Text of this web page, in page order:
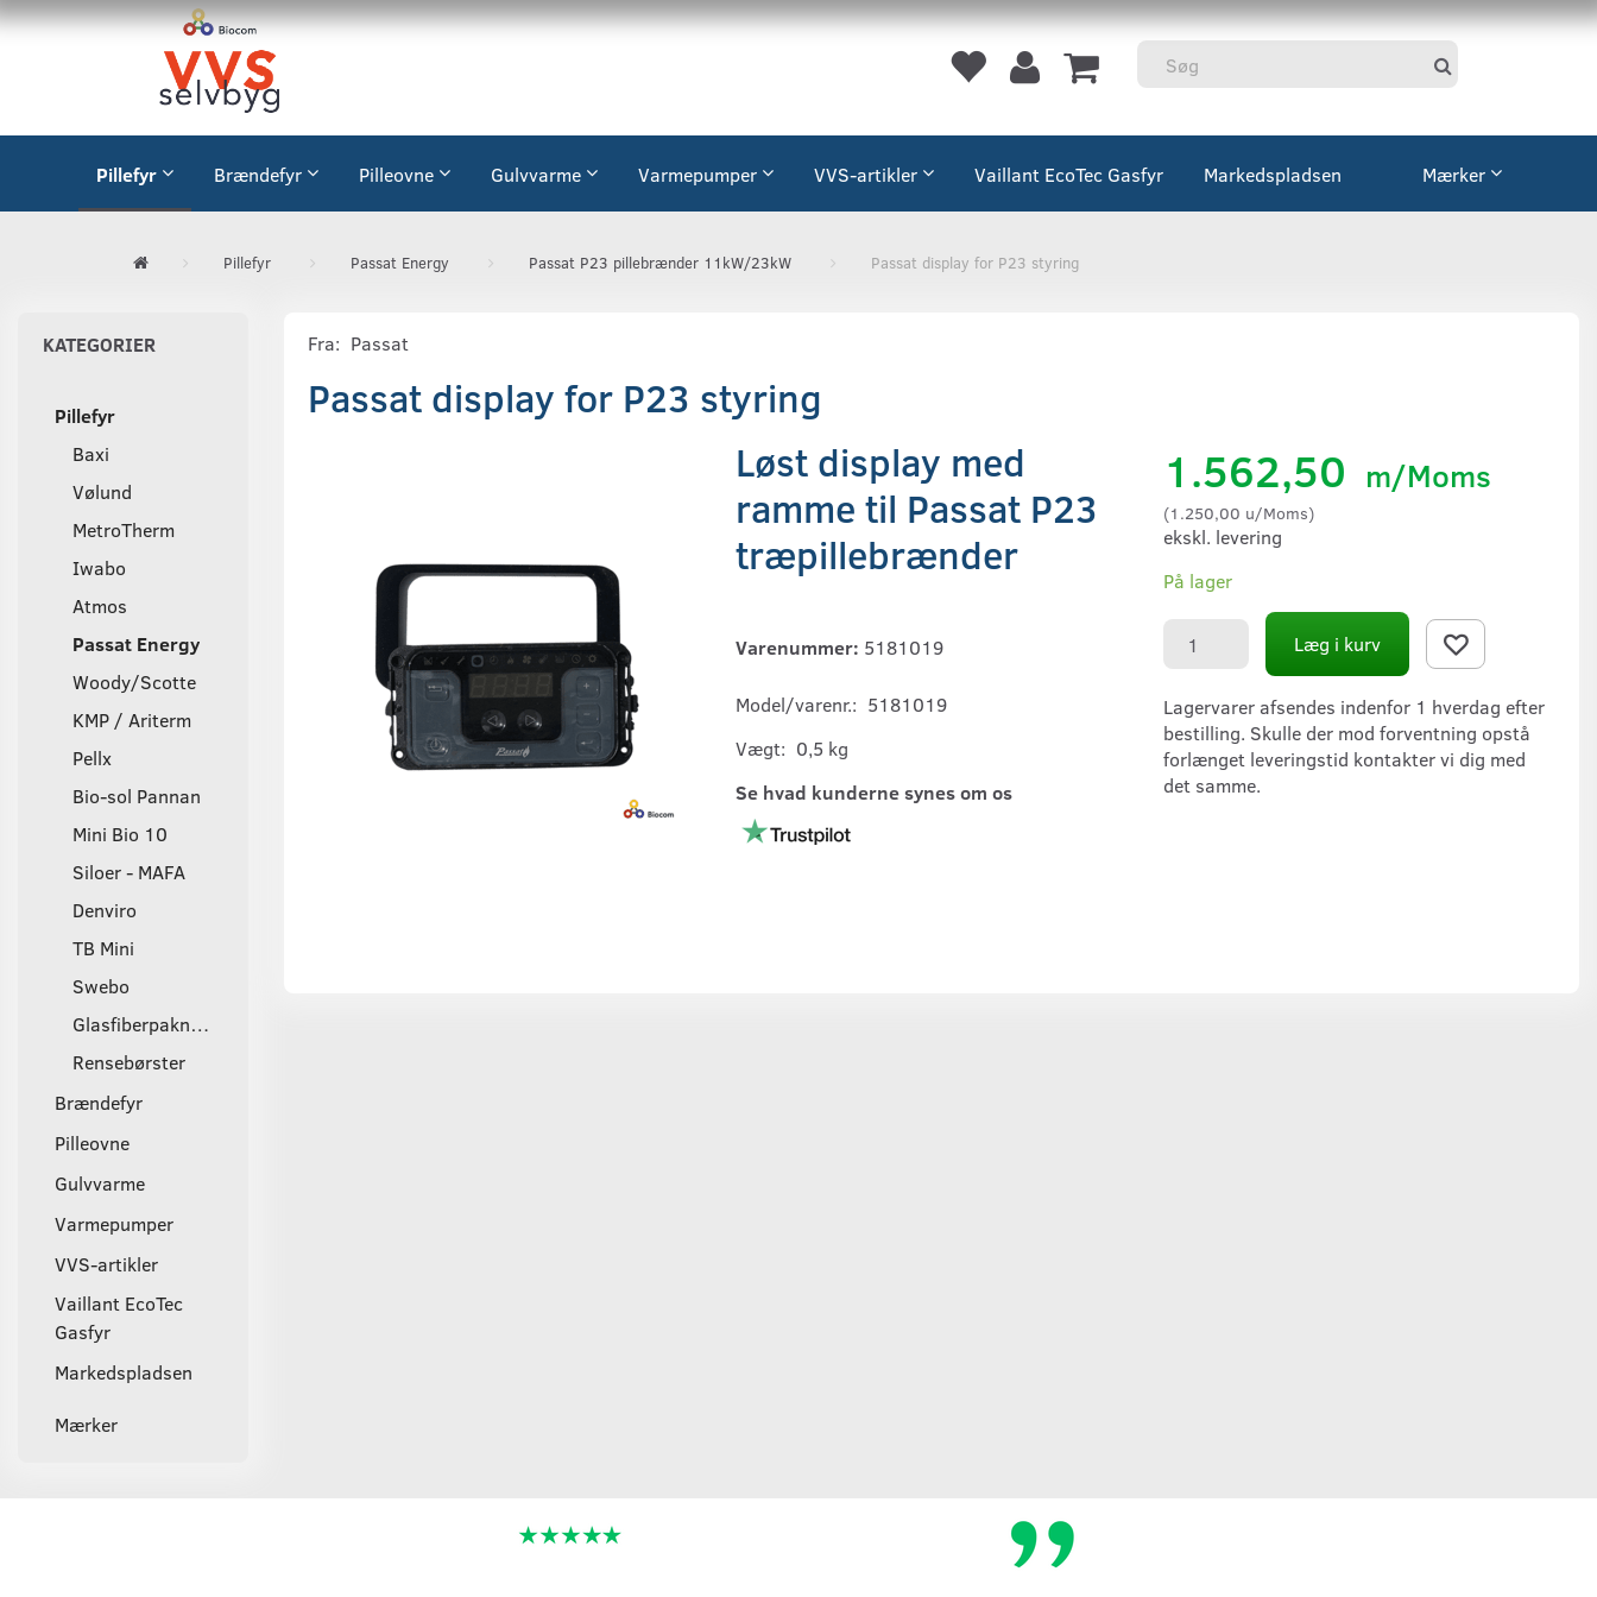
Pillefyr Brændefyr Pilleovne Gulvvarme Varmepumper VVS-artikler Vaillant EcoTec Gasfyr Markedspladsen Mærker
Pillefyr Passat Energy Passat P23 pillebrænder 11kW/23kW Passat display for P23 styring
KATEGORIER
Pillefyr
Baxi
Vølund
MetroTherm
Iwabo
Atmos
Passat Energy
Woody/Scotte
KMP / Ariterm
Pellx
Bio-sol Pannan
Mini Bio 10
Siloer - MAFA
Denviro
TB Mini
Swebo
Glasfiberpakninger
Rensebørster
Brændefyr
Pilleovne
Gulvvarme
Varmepumper
VVS-artikler
Vaillant EcoTec
Gasfyr
Markedspladsen
Mærker
Fra: Passat
Passat display for P23 styring
Løst display med
ramme til Passat P23
træpillebrænder
Varenummer: 5181019
Model/varenr.: 5181019
Vægt: 0,5 kg
Se hvad kunderne synes om os
1.562,50 m/Moms
(1.250,00 u/Moms)
ekskl. levering
På lager
Læg i kurv
Lagervarer afsendes indenfor 1 hverdag efter
bestilling. Skulle der mod forventning opstå
forlænget leveringstid kontakter vi dig med
det samme.